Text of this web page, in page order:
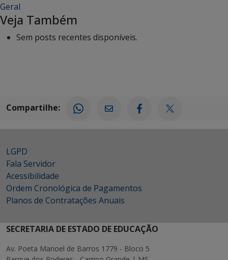
Geral
Veja Também
Sem posts recentes disponíveis.
Compartilhe:
LGPD
Fala Servidor
Acessibilidade
Ordem Cronológica de Pagamentos
Planos de Contratações Anuais
SECRETARIA DE ESTADO DE EDUCAÇÃO
Av. Poeta Manoel de Barros 1779 - Bloco 5